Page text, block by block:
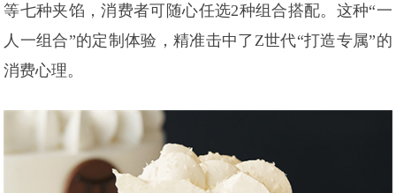
等七种夹馅，消费者可随心任选2种组合搭配。这种“一
人一组合”的定制体验，精准击中了Z世代“打造专属”的
消费心理。